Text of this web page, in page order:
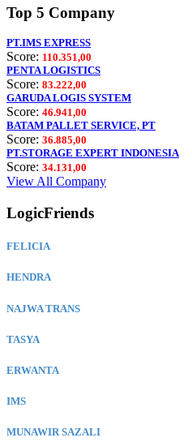
Top 5 Company
PT.IMS EXPRESS
Score: 110.351,00
PENTA LOGISTICS
Score: 83.222,00
GARUDA LOGIS SYSTEM
Score: 46.941,00
BATAM PALLET SERVICE, PT
Score: 36.885,00
PT.STORAGE EXPERT INDONESIA
Score: 34.131,00
View All Company
LogicFriends
FELICIA
HENDRA
NAJWA TRANS
TASYA
ERWANTA
IMS
MUNAWIR SAZALI